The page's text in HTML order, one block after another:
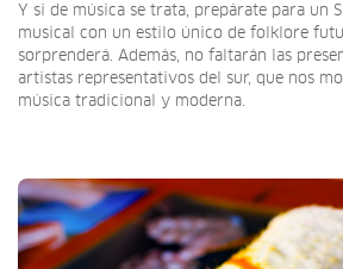
Y si de música se trata, prepárate para un
musical con un estilo único de folklore
sorprenderá. Además, no faltarán las
artistas representativos del sur, que nos
música tradicional y moderna.